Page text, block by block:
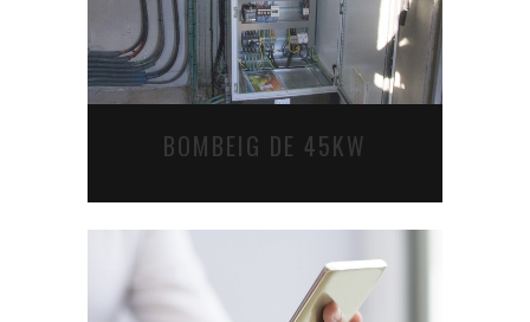
BOMBEIG DE 45KW